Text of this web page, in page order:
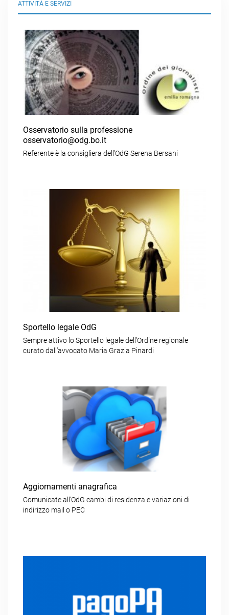
ATTIVITÀ E SERVIZI
Osservatorio sulla professione
osservatorio@odg.bo.it
Referente è la consigliera dell’OdG Serena Bersani
Sportello legale OdG
Sempre attivo lo Sportello legale dell’Ordine regionale
curato dall’avvocato Maria Grazia Pinardi
Aggiornamenti anagrafica
Comunicate all’OdG cambi di residenza e variazioni di
indirizzo mail o PEC